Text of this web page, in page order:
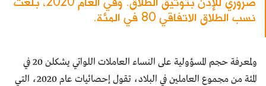
نسب الطلاق الاتفاقي 80 في المئة.
ولمعرفة حجم المسؤولية على النساء العاملات اللواتي يشكلن 20 في
المئة من مجموع العاملين في البلاد، تقول إحصائيات عام 2020، التي